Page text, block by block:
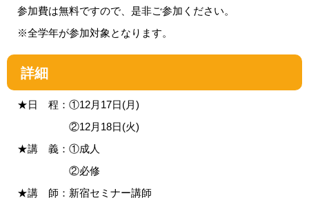
参加費は無料ですので、是非ご参加ください。
※全学年が参加対象となります。
詳細
★日 程：①12月17日(月)
②12月18日(火)
★講 義：①成人
②必修
★講 師：新宿セミナー講師